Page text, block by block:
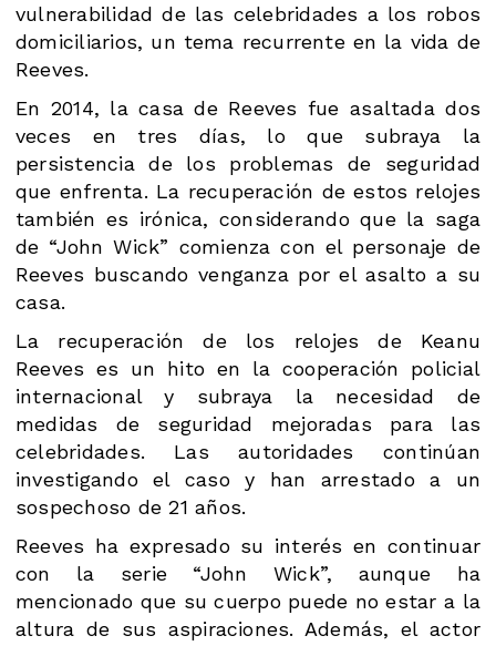
vulnerabilidad de las celebridades a los robos
domiciliarios, un tema recurrente en la vida de
Reeves.
En 2014, la casa de Reeves fue asaltada dos
veces en tres días, lo que subraya la
persistencia de los problemas de seguridad
que enfrenta. La recuperación de estos relojes
también es irónica, considerando que la saga
de “John Wick” comienza con el personaje de
Reeves buscando venganza por el asalto a su
casa.
La recuperación de los relojes de Keanu
Reeves es un hito en la cooperación policial
internacional y subraya la necesidad de
medidas de seguridad mejoradas para las
celebridades. Las autoridades continúan
investigando el caso y han arrestado a un
sospechoso de 21 años.
Reeves ha expresado su interés en continuar
con la serie “John Wick”, aunque ha
mencionado que su cuerpo puede no estar a la
altura de sus aspiraciones. Además, el actor